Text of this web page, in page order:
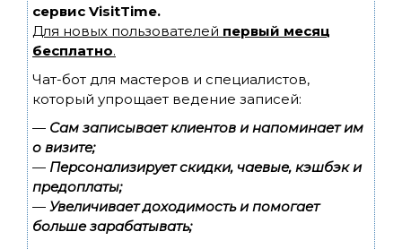
сервис VisitTime.
Для новых пользователей первый месяц
бесплатно.
Чат-бот для мастеров и специалистов,
который упрощает ведение записей:
— Сам записывает клиентов и напоминает им
о визите;
— Персонализирует скидки, чаевые, кэшбэк и
предоплаты;
— Увеличивает доходимость и помогает
больше зарабатывать;